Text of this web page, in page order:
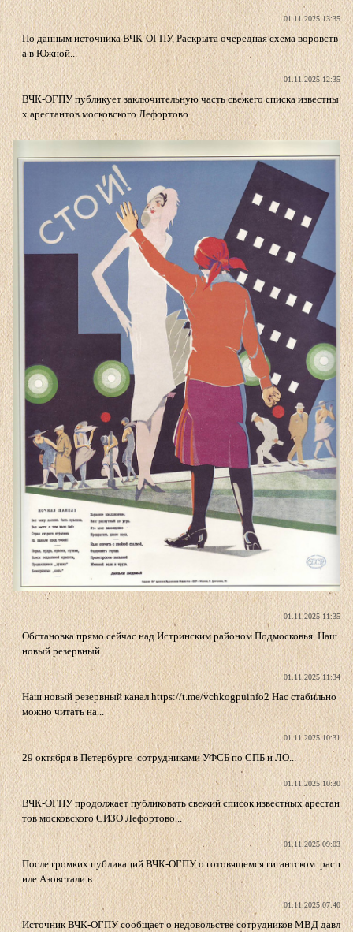
01.11.2025 13:35
По данным источника ВЧК-ОГПУ, Раскрыта очередная схема воровств
а в Южной...
01.11.2025 12:35
ВЧК-ОГПУ публикует заключительную часть свежего списка известны
х арестантов московского Лефортово....
01.11.2025 11:35
Обстановка прямо сейчас над Истринским районом Подмосковья. Наш
новый резервный...
01.11.2025 11:34
Наш новый резервный канал https://t.me/vchkogpuinfo2 Нас стабильно
можно читать на...
01.11.2025 10:31
29 октября в Петербурге сотрудниками УФСБ по СПБ и ЛО...
01.11.2025 10:30
ВЧК-ОГПУ продолжает публиковать свежий список известных арестан
тов московского СИЗО Лефортово...
01.11.2025 09:03
После громких публикаций ВЧК-ОГПУ о готовящемся гигантском расп
иле Азовстали в...
01.11.2025 07:40
Источник ВЧК-ОГПУ сообщает о недовольстве сотрудников МВД давл